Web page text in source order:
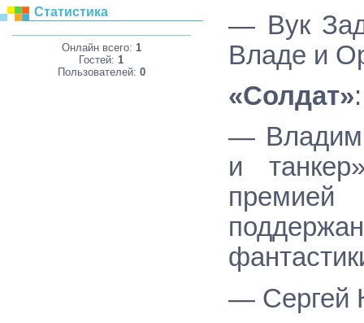
Статистика
Онлайн всего: 1
Гостей: 1
Пользователей: 0
— Вук
Владе и
«Солдат»:
—
и
— Сергей